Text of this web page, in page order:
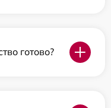
готово?